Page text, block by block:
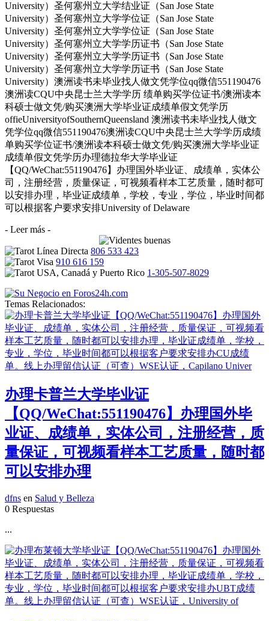
University）圣何塞州立大学结业证（San Jose State
University）圣何塞州立大学学位证（San Jose State
University）圣何塞州立大学学位证（San Jose State
University）圣何塞州立大学学历证书（San Jose State
University）圣何塞州立大学学历证书（San Jose State
University）圣何塞州立大学学历证书（San Jose State
University）澳洲读书未毕业找人做文凭学位qq微信551190476
澳洲读CQU中央昆士兰大学学历 绩单购买学位证书/澳洲读本
科硕士做文凭/购买澳洲大学毕业证成绩单假文凭学历
offieUniversityofSouthernQueensland 澳洲读书未毕业找人做文
凭学位qq微信551190476澳洲读CQU中央昆士兰大学学历成绩
单购买学位证书/澳洲读本科硕士做文凭/购买澳洲大学毕业证
成绩单假文凭学历办理德拉华大学毕业证
【QQ/WeChat:551190476】办理国外毕业证、成绩单，实体公
司，注册经营，质量保证，可视频看样本工艺质量，随时都可
以安排办理，毕业证成绩单，学校，专业，学位，毕业时间都
可以根据客户要求安排University of Delaware
- Leer más -
806 533 423
910 616 159
1-305-507-8029
Temas Relacionados:
办理卡普兰大学毕业证
【QQ/WeChat:551190476】办理国外毕
业证、成绩单，实体公司，注册经营，质
量保证，可视频看样本工艺质量，随时都
可以安排办理
dfns en Salud y Belleza
0 Respuestas
...